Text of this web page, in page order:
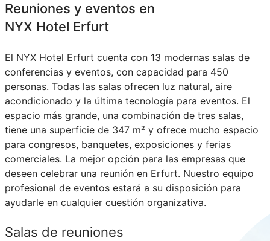
Reuniones y eventos en
NYX Hotel Erfurt
El NYX Hotel Erfurt cuenta con 13 modernas salas de
conferencias y eventos, con capacidad para 450
personas. Todas las salas ofrecen luz natural, aire
acondicionado y la última tecnología para eventos. El
espacio más grande, una combinación de tres salas,
tiene una superficie de 347 m² y ofrece mucho espacio
para congresos, banquetes, exposiciones y ferias
comerciales. La mejor opción para las empresas que
deseen celebrar una reunión en Erfurt. Nuestro equipo
profesional de eventos estará a su disposición para
ayudarle en cualquier cuestión organizativa.
Salas de reuniones